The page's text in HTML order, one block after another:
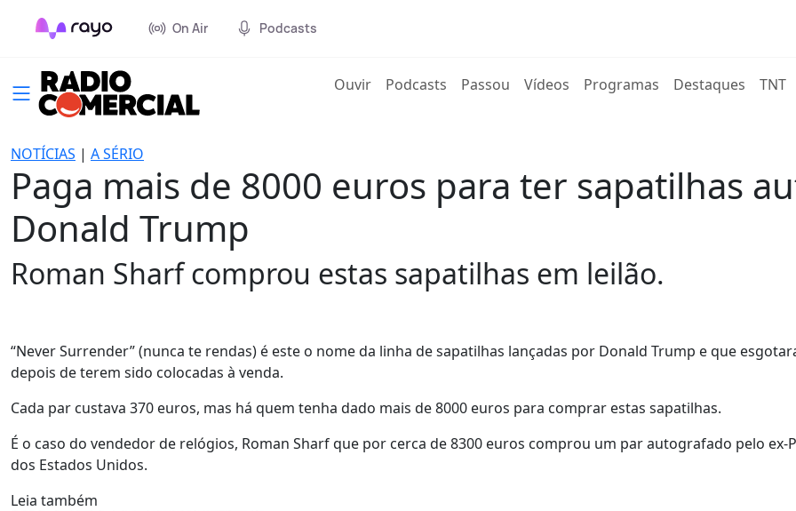
On Air Podcasts
Ouvir(current)
Podcasts Passou Vídeos Programas Destaques TNT
NOTÍCIAS | A SÉRIO
Paga mais de 8000 euros para ter sapatilhas
Donald Trump
Roman Sharf comprou estas sapatilhas em leilão.
“Never Surrender” (nunca te rendas) é este o nome da linha de sapatilhas lançadas por Donald Trump e que
depois de terem sido colocadas à venda.
Cada par custava 370 euros, mas há quem tenha dado mais de 8000 euros para comprar estas sapatilhas.
É o caso do vendedor de relógios, Roman Sharf que por cerca de 8300 euros comprou um par autografado pelo ex-
dos Estados Unidos.
Leia também